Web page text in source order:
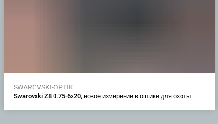
SWAROVSKI-OPTIK
Swarovski Z8 0.75-6x20, новое измерение в оптике для охоты